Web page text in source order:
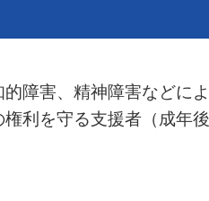
障害、精神障害などに
利を守る支援者（成年